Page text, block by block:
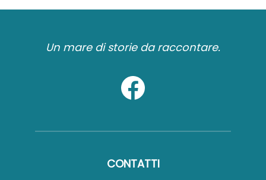
Un mare di storie da raccontare.
CONTATTI